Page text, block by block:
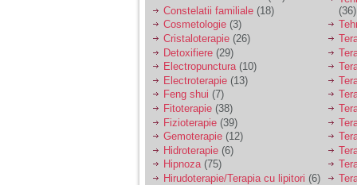
Constelatii familiale (18)
Cosmetologie (3)
Cristaloterapie (26)
Detoxifiere (29)
Electropunctura(10)
Electroterapie (13)
Feng shui (7)
Fitoterapie (38)
Fizioterapie (39)
Gemoterapie (12)
Hidroterapie (6)
Hipnoza(75)
Hirudoterapie/Terapia cu lipitori (6)
(36)